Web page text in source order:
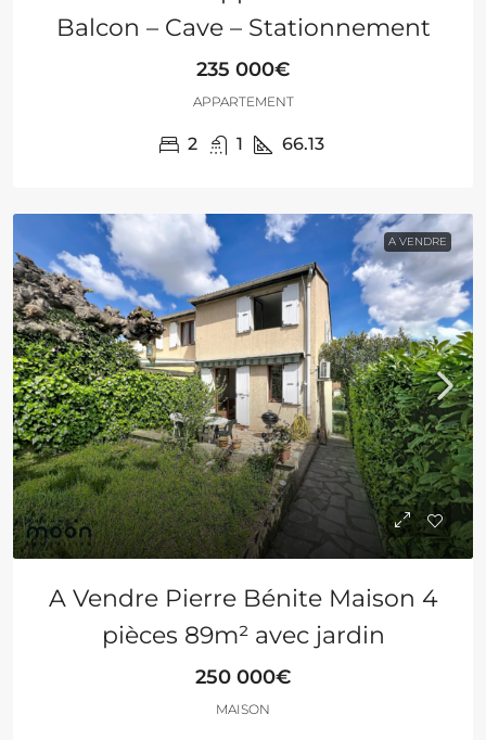
Balcon – Cave – Stationnement
235 000€
APPARTEMENT
2 1 66.13
A VENDRE
A Vendre Pierre Bénite Maison 4
pièces 89m² avec jardin
250 000€
MAISON